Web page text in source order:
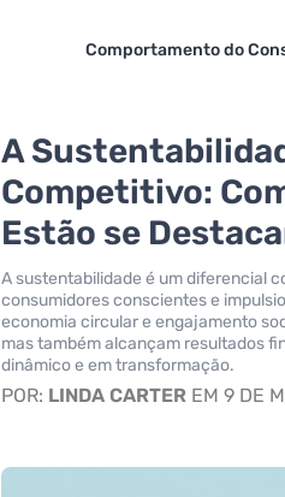
Comportamento do
A
Competitivo:
Estão se
A sustentabilidade é um diferencial
consumidores conscientes e
economia circular e engajamento
mas também alcançam resultados
dinâmico e em transformação.
POR: LINDA CARTER EM 9 DE